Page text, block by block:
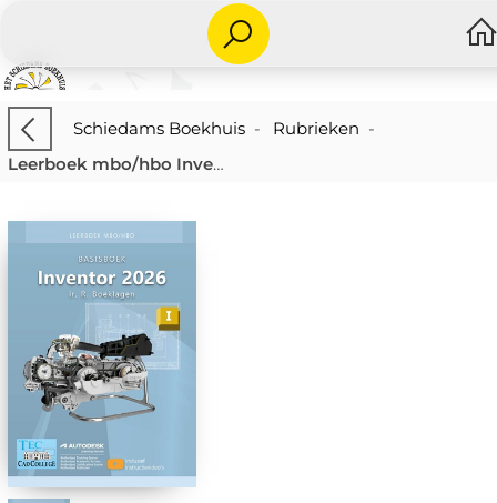
Schiedams Boekhuis- Rubrieken -
Leerboek mbo/hbo Inventor 2026 basisboek